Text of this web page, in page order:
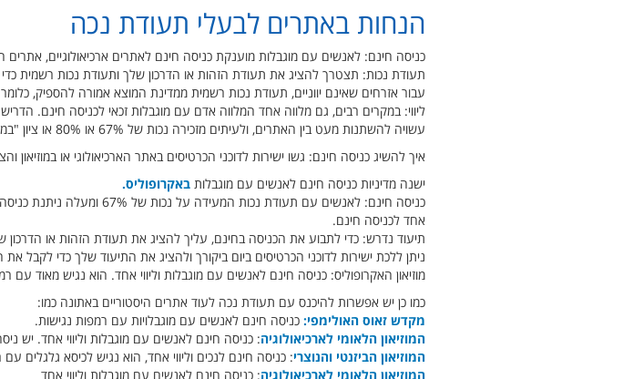
הנחות באתרים לבעלי תעודת נכה
כניסה חינם: לאנשים עם מוגבלות מוענקת כניסה חינם לאתרים ארכיאולוגיים, אתרים
תעודת נכות: תצטרך להציג את תעודת הזהות או הדרכון שלך ותעודת נכות רשמית
עבור אזרחים שאינם יווניים, תעודת נכות רשמית ממדינת המוצא אמורה להספיק,
ליווי: במקרים רבים, גם מלווה אחד המלווה אדם עם מוגבלות זכאי לכניסה חינם.
עשויה להשתנות מעט בין האתרים, ולעיתים מזכירה נכות של 67% או 80% או ציון "במקרה רלוונטי".
איך להשיג כניסה חינם: גשו ישירות לדוכני הכרטיסים באתר הארכיאולוגי או במוזיאון
ישנה מדיניות כניסה חינם לאנשים עם מוגבלות באקרופוליס.
אחד לכניסה חינם.
תיעוד נדרש: כדי לתבוע את הכניסה בחינם, עליך להציג את תעודת הזהות או
ניתן ללכת ישירות לדוכני הכרטיסים ביום ביקורך ולהציג את התיעוד שלך כדי לקבל
מוזיאון האקרופוליס: כניסה חינם לאנשים עם מוגבלות וליווי אחד. הוא נגיש מאוד
כמו כן יש אפשרות להיכנס עם תעודת נכה לעוד אתרים היסטוריים באתונה כמו:
מקדש זאוס האולימפי: כניסה חינם לאנשים עם מוגבלויות עם רמפות נגישות.
המוזיאון הלאומי לארכיאולוגיה: כניסה חינם לאנשים עם מוגבלות וליווי אחד. יש
המוזיאון הביזנטי והנוצרי: כניסה חינם לנכים וליווי אחד, הוא נגיש לכיסא גלגלים
המוזיאון הלאומי לארכיאולוגיה: כניסה חינם לאנשים עם מוגבלות וליווי אחד